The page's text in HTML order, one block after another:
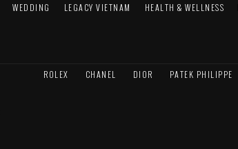
WEDDING LEGACY VIETNAM HEALTH & WELLNESS
ROLEX CHANEL DIOR PATEK PHILIPPE